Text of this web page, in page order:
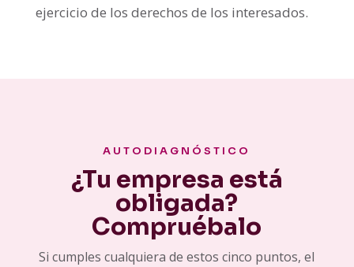
ejercicio de los derechos de los interesados.
AUTODIAGNÓSTICO
¿Tu empresa está
obligada?
Compruébalo
Si cumples cualquiera de estos cinco puntos, el